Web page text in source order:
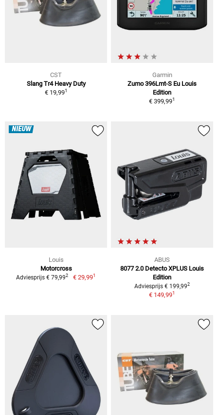
CST
Slang Tr4 Heavy Duty
€ 19,991
Garmin
Zumo 396Lmt-S Eu Louis
Edition
€ 399,991
NIEUW
Louis
Motorcross
Adviesprijs € 79,992 € 29,991
ABUS
8077 2.0 Detecto XPLUS Louis
Edition
Adviesprijs € 199,992
€ 149,991